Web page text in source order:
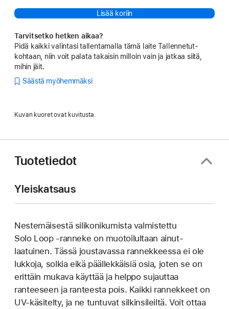
Lisää koriin
Tarvitsetko hetken aikaa?
Pidä kaikki valintasi tallentamalla tämä laite Tallennetut-
kohtaan, niin voit palata takaisin milloin vain ja jatkaa siitä,
mihin jäit.
Säästä myöhemmäksi
Kuvan kuoret ovat kuvitusta.
Tuotetiedot
Yleiskatsaus
Nestemäisestä silikoni­kumista valmistettu
Solo Loop ‑ranneke on muotoilultaan ainut­
laatuinen. Tässä joustavassa rannek­keessa ei ole
lukkoja, solkia eikä päällek­käisiä osia, joten se on
erittäin mukava käyttää ja helppo sujauttaa
ranteeseen ja ranteesta pois. Kaikki rannekkeet on
UV-käsitelty, ja ne tuntuvat silkinsileiltä. Voit ottaa